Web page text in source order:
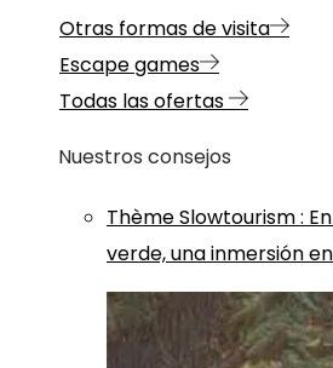
Otras formas de visita
Escape games
Todas las ofertas
Nuestros consejos
ThèmeSlowtourism:
verde, una inmersión